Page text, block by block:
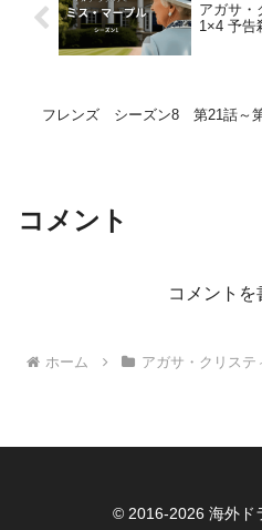
アガサ・
1×4 予告
フレンズ シーズン8 第21話～
コメント
コメントを
ホーム アガサ・クリス
© 2016-2026 海外ド